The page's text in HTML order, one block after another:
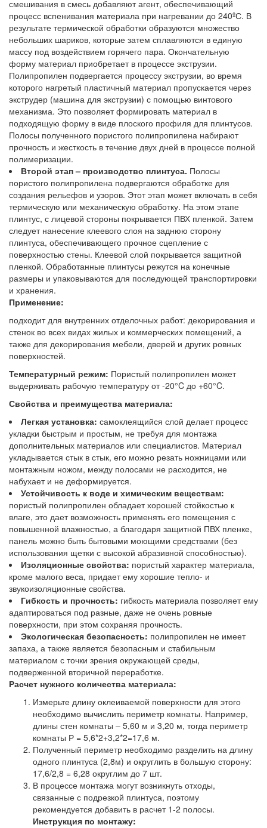
смешивания в смесь добавляют агент, обеспечивающий
процесс вспенивания материала при нагревании до 240ºС. В
результате термической обработки образуются множество
небольших шариков, которые затем сплавляются в единую
массу под воздействием горячего пара. Окончательную
форму материал приобретает в процессе экструзии.
Полипропилен подвергается процессу экструзии, во время
которого нагретый пластичный материал пропускается через
экструдер (машина для экструзии) с помощью винтового
механизма. Это позволяет формировать материал в
подходящую форму в виде плоского профиля для плинтусов.
Полосы полученного пористого полипропилена набирают
прочность и жесткость в течение двух дней в процессе полной
полимеризации.
Второй этап – производство плинтуса. Полосы
пористого полипропилена подвергаются обработке для
создания рельефов и узоров. Этот этап может включать в себя
термическую или механическую обработку. На этом этапе
плинтус, с лицевой стороны покрывается ПВХ пленкой. Затем
следует нанесение клеевого слоя на заднюю сторону
плинтуса, обеспечивающего прочное сцепление с
поверхностью стены. Клеевой слой покрывается защитной
пленкой. Обработанные плинтусы режутся на конечные
размеры и упаковываются для последующей транспортировки
и хранения.
Применение:
подходит для внутренних отделочных работ: декорирования и
стенок во всех видах жилых и коммерческих помещений, а
также для декорирования мебели, дверей и других ровных
поверхностей.
Температурный режим: Пористый полипропилен может
выдерживать рабочую температуру от -20°C до +60°C.
Свойства и преимущества материала:
Легкая установка: самоклеящийся слой делает процесс
укладки быстрым и простым, не требуя для монтажа
дополнительных материалов или специалистов. Материал
укладывается стык в стык, его можно резать ножницами или
монтажным ножом, между полосами не расходится, не
набухает и не деформируется.
Устойчивость к воде и химическим веществам:
пористый полипропилен обладает хорошей стойкостью к
влаге, это дает возможность применять его помещения с
повышенной влажностью, а благодаря защитной ПВХ пленке,
панель можно быть бытовыми моющими средствами (без
использования щетки с высокой абразивной способностью).
Изоляционные свойства: пористый характер материала,
кроме малого веса, придает ему хорошие тепло- и
звукоизоляционные свойства.
Гибкость и прочность: гибкость материала позволяет ему
адаптироваться под разные, даже не очень ровные
поверхности, при этом сохраняя прочность.
Экологическая безопасность: полипропилен не имеет
запаха, а также является безопасным и стабильным
материалом с точки зрения окружающей среды,
подверженной вторичной переработке.
Расчет нужного количества материала:
Измерьте длину оклеиваемой поверхности для этого
необходимо вычислить периметр комнаты. Например,
длины стен комнаты – 5,60 м и 3,20 м, тогда периметр
комнаты Р = 5,6*2+3,2*2=17,6 м.
Полученный периметр необходимо разделить на длину
одного плинтуса (2,8м) и округлить в большую сторону:
17,6/2,8 = 6,28 округлим до 7 шт.
В процессе монтажа могут возникнуть отходы,
связанные с подрезкой плинтуса, поэтому
рекомендуется добавить в расчет 1-2 полосы.
Инструкция по монтажу: